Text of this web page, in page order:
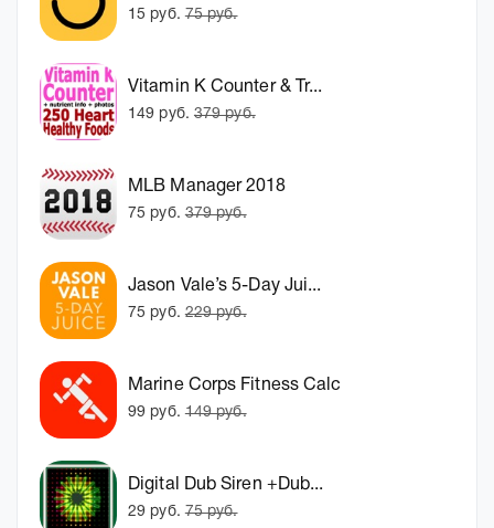
15 руб. 75 руб.
Vitamin K Counter & Tr...
149 руб. 379 руб.
MLB Manager 2018
75 руб. 379 руб.
Jason Vale’s 5-Day Jui...
75 руб. 229 руб.
Marine Corps Fitness Calc
99 руб. 149 руб.
Digital Dub Siren +Dub...
29 руб. 75 руб.